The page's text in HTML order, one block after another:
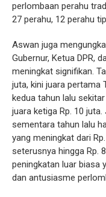
perlombaan perahu
27 perahu, 12 perahu
Aswan juga
Gubernur, Ketua DPR,
meningkat signifikan.
juta, kini juara pertama
kedua tahun lalu
juara ketiga Rp. 10
sementara tahun lalu
yang meningkat dari
seterusnya hingga Rp.
peningkatan luar biasa
dan antusiasme